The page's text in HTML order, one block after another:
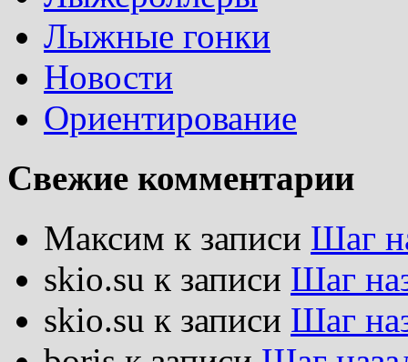
Лыжные гонки
Новости
Ориентирование
Свежие комментарии
Максим к записи Шаг
skio.su к записи Шаг
skio.su к записи Шаг